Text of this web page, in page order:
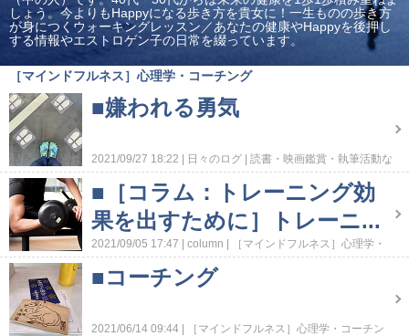
しょう。今よりもHappyになる歩き方を貴女に！一生ものの歩き方
が身につくウォーキングレッスン／あなたの健康やHappyを後押し
する情報やエストロゲン子の日常を綴っています。
［マインドフルネス］心理学・コーチング
■嫌われる勇気
2021/09/27 18:22 日々のログ
読書・映画鑑賞・執筆活動な
ど
［マインドフルネス］心理学・コーチング
■［コラム：トレーニング効
果を出すために］トレーニ...
2021/09/05 17:47 column
［マインドフルネス］心理学・
コーチング
［走る旅・歩く旅］トレーニング
■コーチング
2021/06/14 09:44
［マインドフルネス］心理学・コーチン